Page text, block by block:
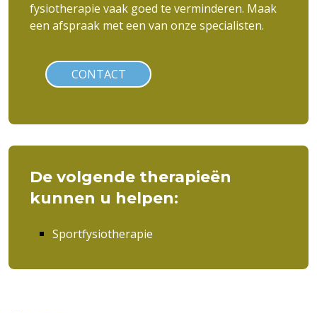
fysiotherapie vaak goed te verminderen. Maak
een afspraak met een van onze specialisten.
CONTACT
De volgende therapieën
kunnen u helpen:
Sportfysiotherapie